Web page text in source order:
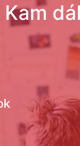
Kam